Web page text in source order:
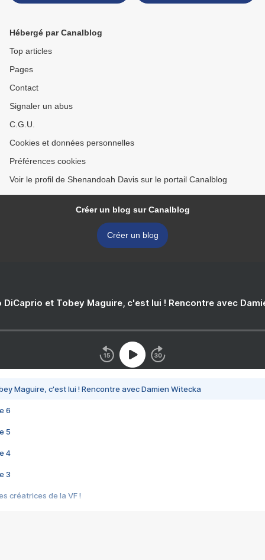
Hébergé par Canalblog
Top articles
Pages
Contact
Signaler un abus
C.G.U.
Cookies et données personnelles
Préférences cookies
Voir le profil de Shenandoah Davis sur le portail Canalblog
Créer un blog sur Canalblog
Créer un blog
DiCaprio et Tobey Maguire, c'est lui ! Rencontre avec
Maguire, c'est lui ! Rencontre avec Damien Witecka
6
5
4
3
créatrices de la VF !